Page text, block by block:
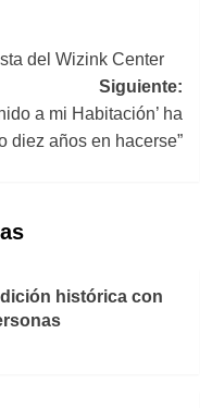
del Wizink Center
Siguiente:
a mi Habitación’ ha
diez años en hacerse”
histórica con